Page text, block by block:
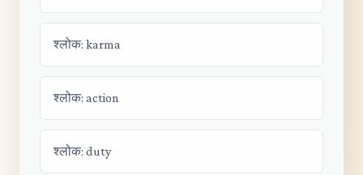
श्लोक: karma
श्लोक: action
श्लोक: duty